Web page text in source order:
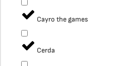
Cayro the games
Cerda